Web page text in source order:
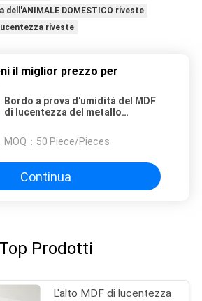
dell'ANIMALE DOMESTICO riveste
riveste
il miglior prezzo per
Bordo a prova d'umidità del MDF
di lucentezza del metallo
MOQ： 50 Piece/Pieces
Continua
Top Prodotti
L'alto MDF di lucentezza